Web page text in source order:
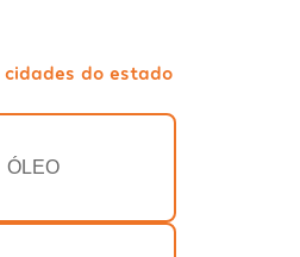
do estado
ÓLEO